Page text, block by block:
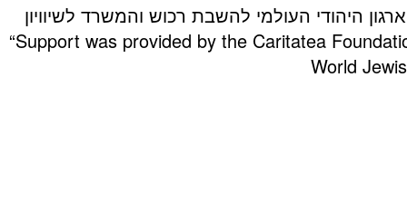
היהודי העולמי להשבת רכוש והמשרד לשיוויון
“Support was provided by the Caritatea
World